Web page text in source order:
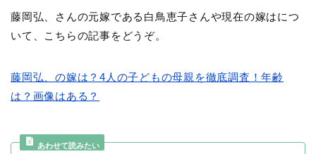
藤岡弘、さんの元嫁である白鳥恵子さんや現在の嫁はにつ
いて、こちらの記事をどうぞ。
藤岡弘、の嫁は？4人の子どもの母親を徹底調査！年齢
は？画像はある？